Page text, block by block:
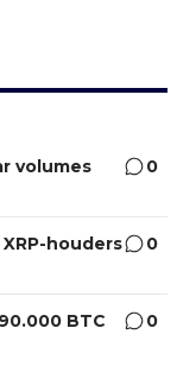
volumes
0
houders
0
BTC
0